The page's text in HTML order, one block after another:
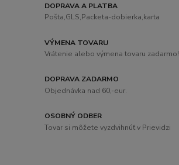
DOPRAVA A PLATBA
Pošta,GLS,Packeta-dobierka,karta
VÝMENA TOVARU
Vrátenie alebo výmena tovaru zadarmo!
DOPRAVA ZADARMO
Objednávka nad 60,-eur.
OSOBNÝ ODBER
Tovar si môžete vyzdvihnúť v Prievidzi